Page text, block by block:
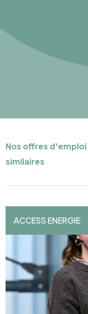
Nos offres d'emploi
similaires
ACCESS ENERGIE